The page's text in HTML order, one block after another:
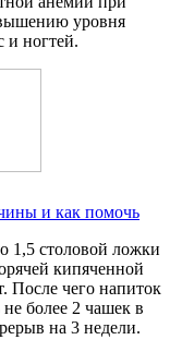
уровня
и ногтей.
и как помочь
1,5 столовой ложки
кипяченной
После чего напиток
более 2 чашек в
на 3 недели.